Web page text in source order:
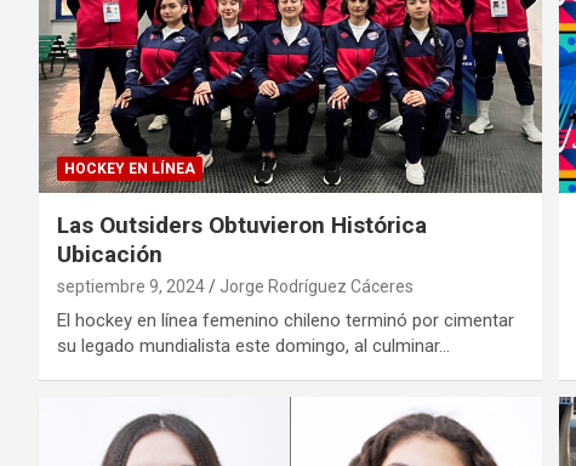
HOCKEY EN LÍNEA
Las Outsiders Obtuvieron Histórica
Ubicación
septiembre 9, 2024 Jorge Rodríguez Cáceres
El hockey en línea femenino chileno terminó por cimentar
su legado mundialista este domingo, al culminar…